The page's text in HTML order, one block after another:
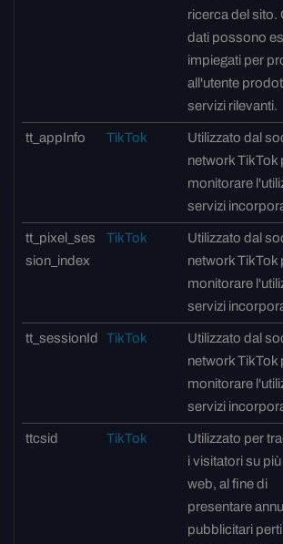
ricerca del sito.
dati possono
impiegati per
all'utente
servizi rilevanti.
tt_appInfo TikTok
Utilizzato dal
network TikTok
monitorare
servizi
tt_pixel_ses
sion_index
TikTok
Utilizzato dal
network TikTok
monitorare
servizi
tt_sessionId TikTok
Utilizzato dal
network TikTok
monitorare
servizi
ttcsid TikTok
Utilizzato per
i visitatori su
web, al fine di
presentare
pubblicitari